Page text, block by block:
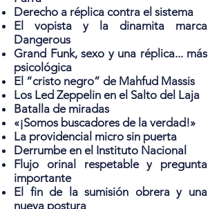
Derecho a réplica contra el sistema
El vopista y la dinamita marca
Dangerous
Grand Funk, sexo y una réplica... más
psicológica
El “cristo negro” de Mahfud Massis
Los Led Zeppelin en el Salto del Laja
Batalla de miradas
«¡Somos buscadores de la verdad!»
La providencial micro sin puerta
Derrumbe en el Instituto Nacional
Flujo orinal respetable y pregunta
importante
El fin de la sumisión obrera y una
nueva postura